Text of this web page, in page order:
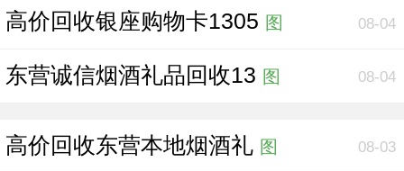
高价回收银座购物卡1305 图 08-04
东营诚信烟酒礼品回收13 图 08-04
高价回收东营本地烟酒礼 图 08-03